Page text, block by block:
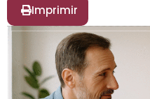
Imprimir